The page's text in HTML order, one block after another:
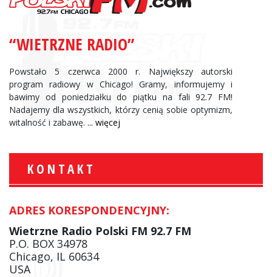
“WIETRZNE RADIO”
Powstało 5 czerwca 2000 r. Największy autorski
program radiowy w Chicago! Gramy, informujemy i
bawimy od poniedziałku do piątku na fali 92.7 FM!
Nadajemy dla wszystkich, którzy cenią sobie optymizm,
witalność i zabawę. ... więcej
KONTAKT
ADRES KORESPONDENCYJNY:
Wietrzne Radio Polski FM 92.7 FM
P.O. BOX 34978
Chicago, IL 60634
USA